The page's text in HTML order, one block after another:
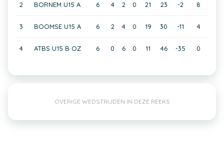
2 BORNEM U15 A 6 4 2 0 21 23 -2 8
3 BOOMSE U15 A 6 2 4 0 19 30 -11 4
4 ATBS U15 B OZ 6 0 6 0 11 46 -35 0
OVERIGE WEDSTRIJDEN IN DEZE REEKS